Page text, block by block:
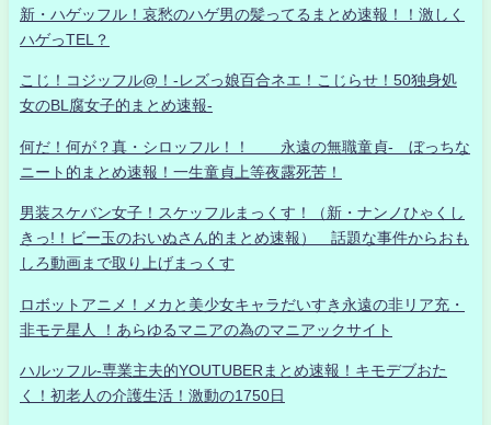
新・ハゲッフル！哀愁のハゲ男の髪ってるまとめ速報！！激しく
ハゲっTEL？
こじ！コジッフル@！-レズっ娘百合ネエ！こじらせ！50独身処
女のBL腐女子的まとめ速報-
何だ！何が？真・シロッフル！！ 永遠の無職童貞- ぼっちな
ニート的まとめ速報！一生童貞上等夜露死苦！
男装スケバン女子！スケッフルまっくす！（新・ナンノひゃくし
きっ!！ビー玉のおいぬさん的まとめ速報） 話題な事件からおも
しろ動画まで取り上げまっくす
ロボットアニメ！メカと美少女キャラだいすき永遠の非リア充・
非モテ星人 ！あらゆるマニアの為のマニアックサイト
ハルッフル-専業主夫的YOUTUBERまとめ速報！キモデブおた
く！初老人の介護生活！激動の1750日